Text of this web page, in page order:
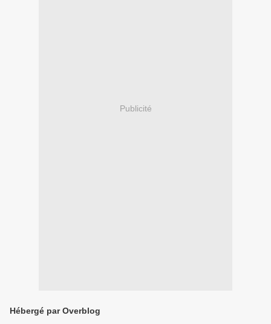
Publicité
Hébergé par Overblog